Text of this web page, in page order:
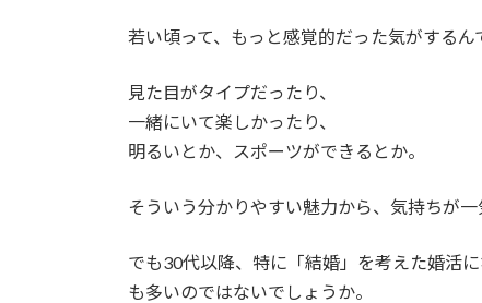
若い頃って、もっと感覚的だった気がするん
見た目がタイプだったり、
一緒にいて楽しかったり、
明るいとか、スポーツができるとか。
そういう分かりやすい魅力から、気持ちが
でも30代以降、特に「結婚」を考えた婚活
も多いのではないでしょうか。